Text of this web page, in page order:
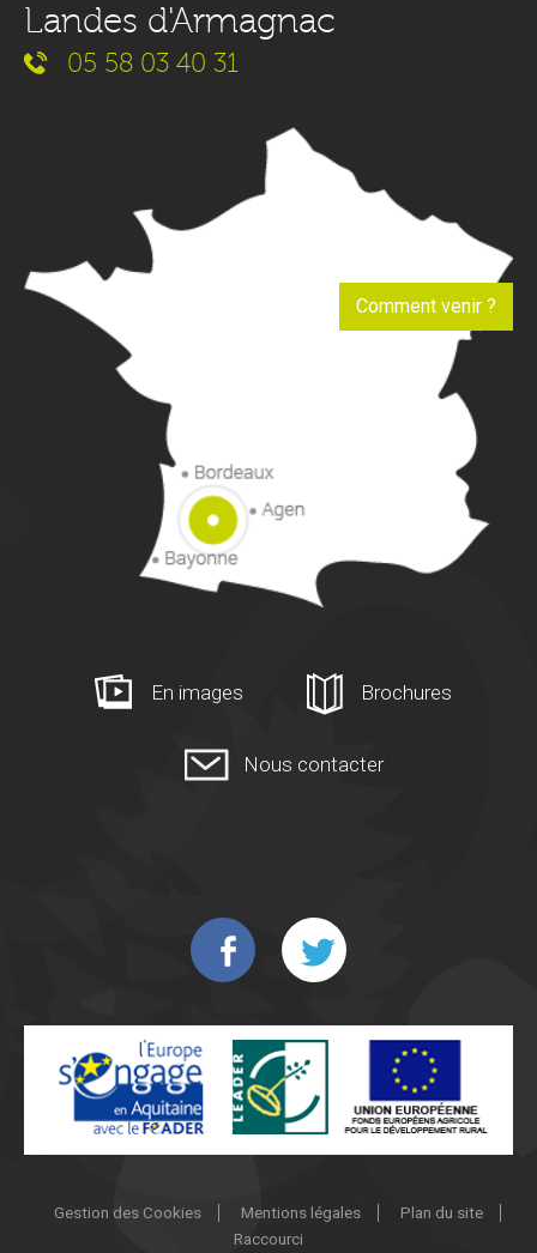
Landes d'Armagnac
05 58 03 40 31
Comment venir ?
En images Brochures
Nous contacter
Gestion des Cookies Mentions légales
Plan du site
Raccourci